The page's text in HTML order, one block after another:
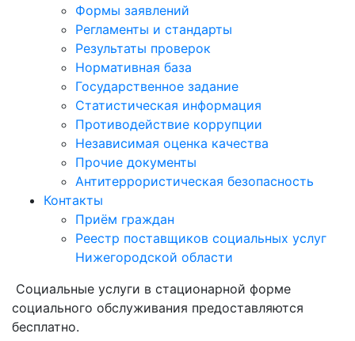
Формы заявлений
Регламенты и стандарты
Результаты проверок
Нормативная база
Государственное задание
Статистическая информация
Противодействие коррупции
Независимая оценка качества
Прочие документы
Антитеррористическая безопасность
Контакты
Приём граждан
Реестр поставщиков социальных услуг
Нижегородской области
Социальные услуги в стационарной форме
социального обслуживания предоставляются
бесплатно.